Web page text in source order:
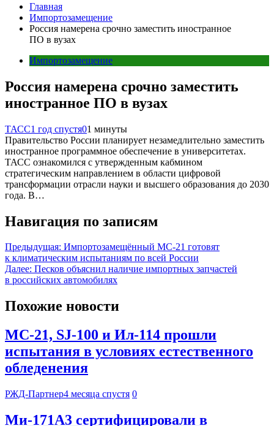
Главная
Импортозамещение
Россия намерена срочно заместить иностранное
ПО в вузах
Импортозамещение
Россия намерена срочно заместить
иностранное ПО в вузах
ТАСС1 год спустя01 минуты
Правительство России планирует незамедлительно заместить
иностранное программное обеспечение в университетах.
ТАСС ознакомился с утвержденным кабмином
стратегическим направлением в области цифровой
трансформации отрасли науки и высшего образования до 2030
года. В…
Навигация по записям
Предыдущая: Импортозамещённый МС-21 готовят
к климатическим испытаниям по всей России
Далее: Песков объяснил наличие импортных запчастей
в российских автомобилях
Похожие новости
МС-21, SJ-100 и Ил-114 прошли
испытания в условиях естественного
обледенения
РЖД-Партнер4 месяца спустя 0
Ми-171А3 сертифицировали в